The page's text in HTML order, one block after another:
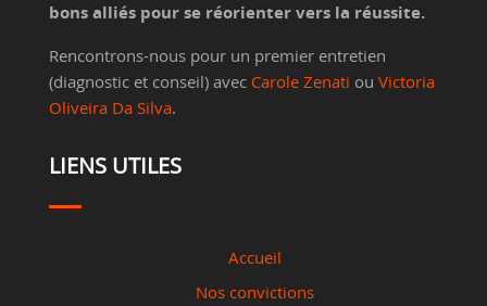
bons alliés pour se réorienter vers la réussite.
Rencontrons-nous pour un premier entretien
(diagnostic et conseil) avec Carole Zenati ou Victoria
Oliveira Da Silva.
LIENS UTILES
Accueil
Nos convictions